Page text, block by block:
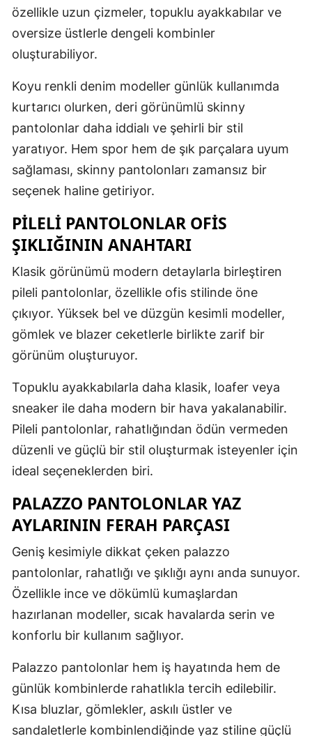
özellikle uzun çizmeler, topuklu ayakkabılar ve
oversize üstlerle dengeli kombinler
oluşturabiliyor.
Koyu renkli denim modeller günlük kullanımda
kurtarıcı olurken, deri görünümlü skinny
pantolonlar daha iddialı ve şehirli bir stil
yaratıyor. Hem spor hem de şık parçalara uyum
sağlaması, skinny pantolonları zamansız bir
seçenek haline getiriyor.
PİLELİ PANTOLONLAR OFİS
ŞIKLIĞININ ANAHTARI
Klasik görünümü modern detaylarla birleştiren
pileli pantolonlar, özellikle ofis stilinde öne
çıkıyor. Yüksek bel ve düzgün kesimli modeller,
gömlek ve blazer ceketlerle birlikte zarif bir
görünüm oluşturuyor.
Topuklu ayakkabılarla daha klasik, loafer veya
sneaker ile daha modern bir hava yakalanabilir.
Pileli pantolonlar, rahatlığından ödün vermeden
düzenli ve güçlü bir stil oluşturmak isteyenler için
ideal seçeneklerden biri.
PALAZZO PANTOLONLAR YAZ
AYLARININ FERAH PARÇASI
Geniş kesimiyle dikkat çeken palazzo
pantolonlar, rahatlığı ve şıklığı aynı anda sunuyor.
Özellikle ince ve dökümlü kumaşlardan
hazırlanan modeller, sıcak havalarda serin ve
konforlu bir kullanım sağlıyor.
Palazzo pantolonlar hem iş hayatında hem de
günlük kombinlerde rahatlıkla tercih edilebilir.
Kısa bluzlar, gömlekler, askılı üstler ve
sandaletlerle kombinlendiğinde yaz stiline güçlü